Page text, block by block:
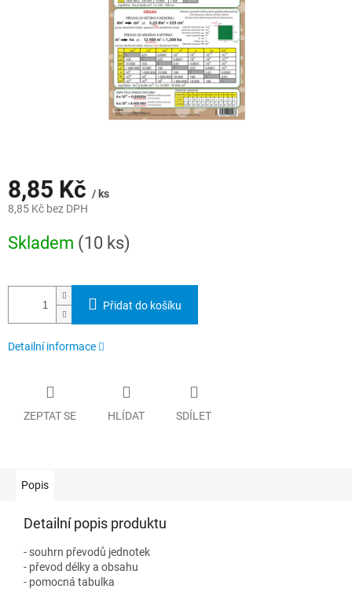
8,85 Kč / ks
8,85 Kč bez DPH
cena:
Skladem (10 ks)
Přidat do košíku
Detailní informace
ZEPTAT SE HLÍDAT SDÍLET
Popis
Detailní popis produktu
- souhrn převodů jednotek
- převod délky a obsahu
- pomocná tabulka